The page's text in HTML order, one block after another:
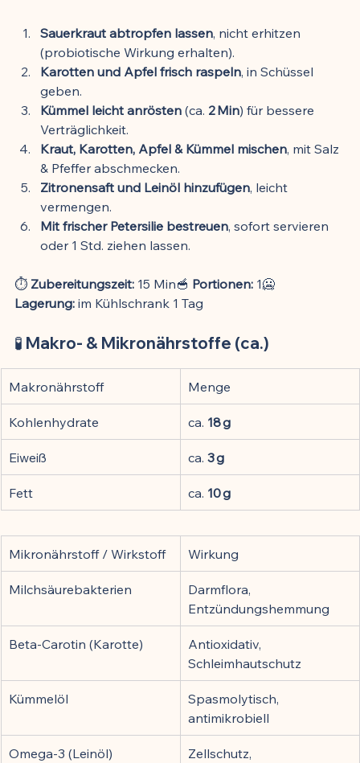
Sauerkraut abtropfen lassen, nicht erhitzen
(probiotische Wirkung erhalten).
Karotten und Apfel frisch raspeln, in Schüssel
geben.
Kümmel leicht anrösten (ca. 2 Min) für bessere
Verträglichkeit.
Kraut, Karotten, Apfel & Kümmel mischen, mit Salz
& Pfeffer abschmecken.
Zitronensaft und Leinöl hinzufügen, leicht
vermengen.
Mit frischer Petersilie bestreuen, sofort servieren
oder 1 Std. ziehen lassen.
⏱️ Zubereitungszeit: 15 Min🥣 Portionen: 1🥶
Lagerung: im Kühlschrank 1 Tag
🧪 Makro- & Mikronährstoffe (ca.)
Makronährstoff Menge
Kohlenhydrate ca. 18 g
Eiweiß ca. 3 g
Fett ca. 10 g
Mikronährstoff / Wirkstoff Wirkung
Milchsäurebakterien
Darmflora,
Entzündungshemmung
Beta-Carotin (Karotte)
Antioxidativ,
Schleimhautschutz
Kümmelöl
Spasmolytisch,
antimikrobiell
Omega-3 (Leinöl)
Zellschutz,